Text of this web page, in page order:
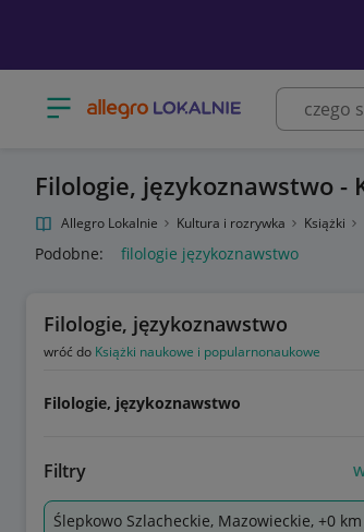
Otwórz menu z kategoriami
Filologie, językoznawstwo -
Allegro Lokalnie Kultura i rozrywka Książki
Podobne: filologie językoznawstwo
Filologie, językoznawstwo
wróć do Książki naukowe i popularnonaukowe
Filologie, językoznawstwo
Filtry
Ślepkowo Szlacheckie, Mazowieckie, +0 km